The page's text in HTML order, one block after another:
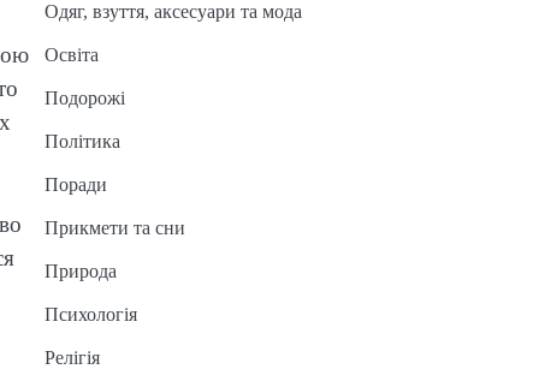
Одяг, взуття, аксесуари та мода
Освіта
Подорожі
Політика
Поради
Прикмети та сни
Природа
Психологія
Релігія